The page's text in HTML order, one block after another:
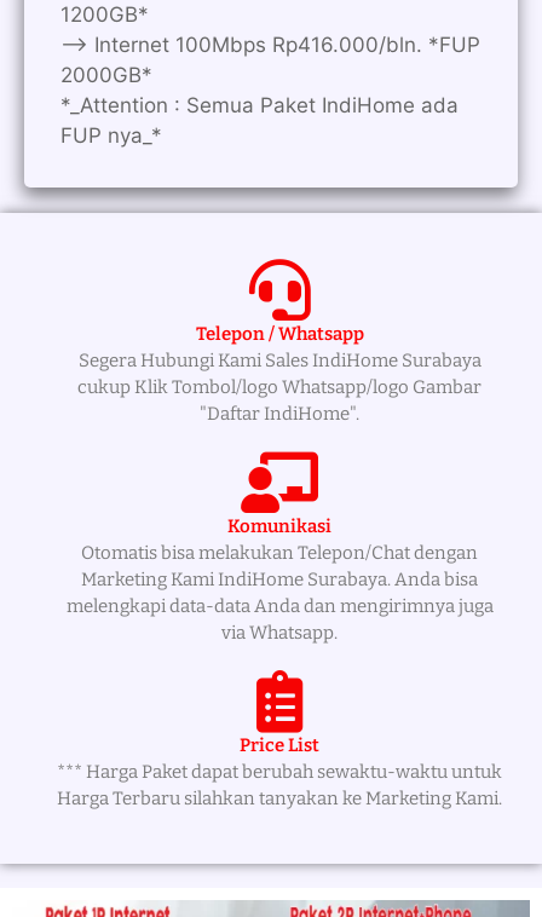
1200GB*
—> Internet 100Mbps Rp416.000/bln. *FUP
2000GB*
*_Attention : Semua Paket IndiHome ada
FUP nya_*
Telepon / Whatsapp
Segera Hubungi Kami Sales IndiHome Surabaya
cukup Klik Tombol/logo Whatsapp/logo Gambar
"Daftar IndiHome".
Komunikasi
Otomatis bisa melakukan Telepon/Chat dengan
Marketing Kami IndiHome Surabaya. Anda bisa
melengkapi data-data Anda dan mengirimnya juga
via Whatsapp.
Price List
*** Harga Paket dapat berubah sewaktu-waktu untuk
Harga Terbaru silahkan tanyakan ke Marketing Kami.